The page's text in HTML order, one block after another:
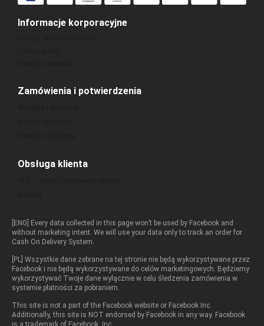
Informacje korporacyjne
Zamówienia i potwierdzenia
Obsługa klienta
[ENG] Every data collected in this page won’t be used by Facebook and
without marketing intent. We will use your data only to track an order for
Cash On Delivery System.
[PL] Wszystkie dane zebrane na tej stronie nie będą wykorzystywane przez
Facebook i nie będą wykorzystywane do celów marketingowych. Będziemy
wykorzystywać Twoje dane wyłącznie w celu śledzenia zamówienia w
systemie płatności za pobraniem.
This site is not a part of the Facebook website or Facebook Inc.
Additionally, this site is NOT endorsed by Facebook in any way. Facebook